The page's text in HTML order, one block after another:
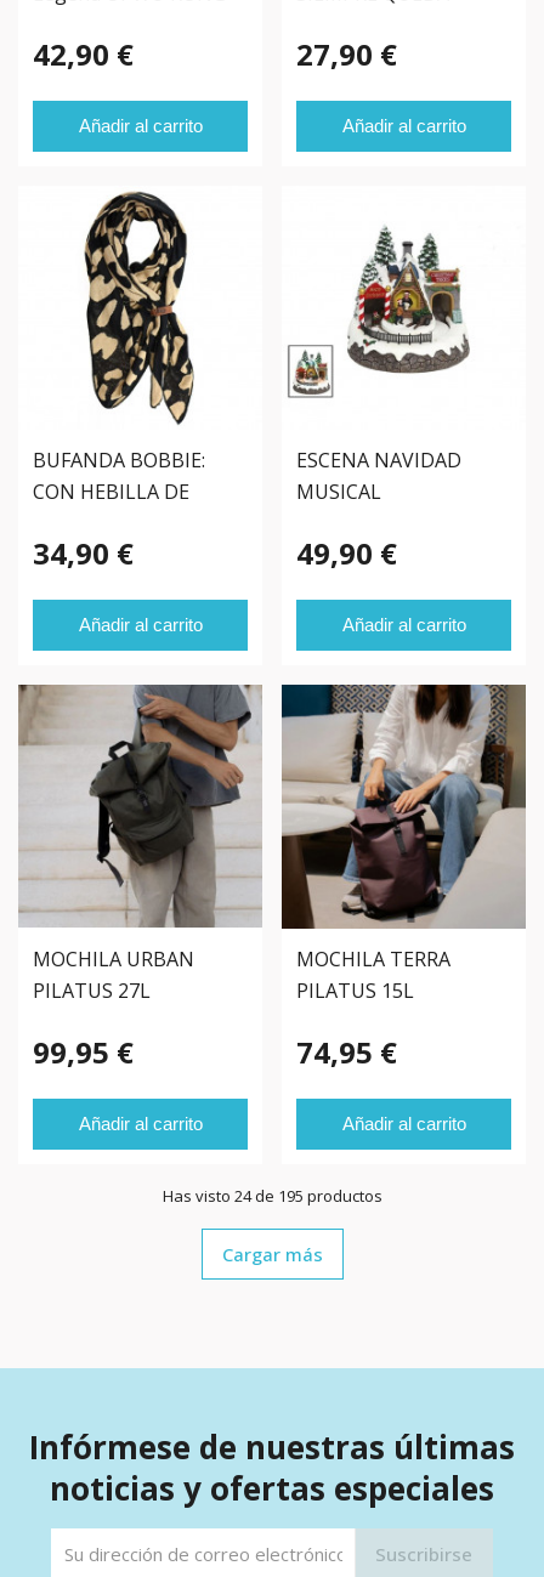
42,90 €
Añadir al carrito
27,90 €
Añadir al carrito
BUFANDA BOBBIE:
CON HEBILLA DE
34,90 €
Añadir al carrito
ESCENA NAVIDAD
MUSICAL
49,90 €
Añadir al carrito
MOCHILA URBAN
PILATUS 27L
99,95 €
Añadir al carrito
MOCHILA TERRA
PILATUS 15L
74,95 €
Añadir al carrito
Has visto 24 de 195 productos
Cargar más
Infórmese de nuestras últimas
noticias y ofertas especiales